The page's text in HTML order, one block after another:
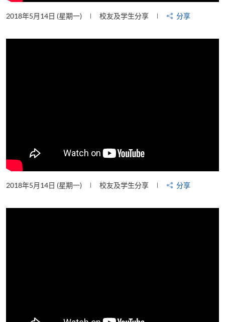
2018年5月14日 (星期一) 校友及学生分享 分享
2018年5月14日 (星期一) 校友及学生分享 分享